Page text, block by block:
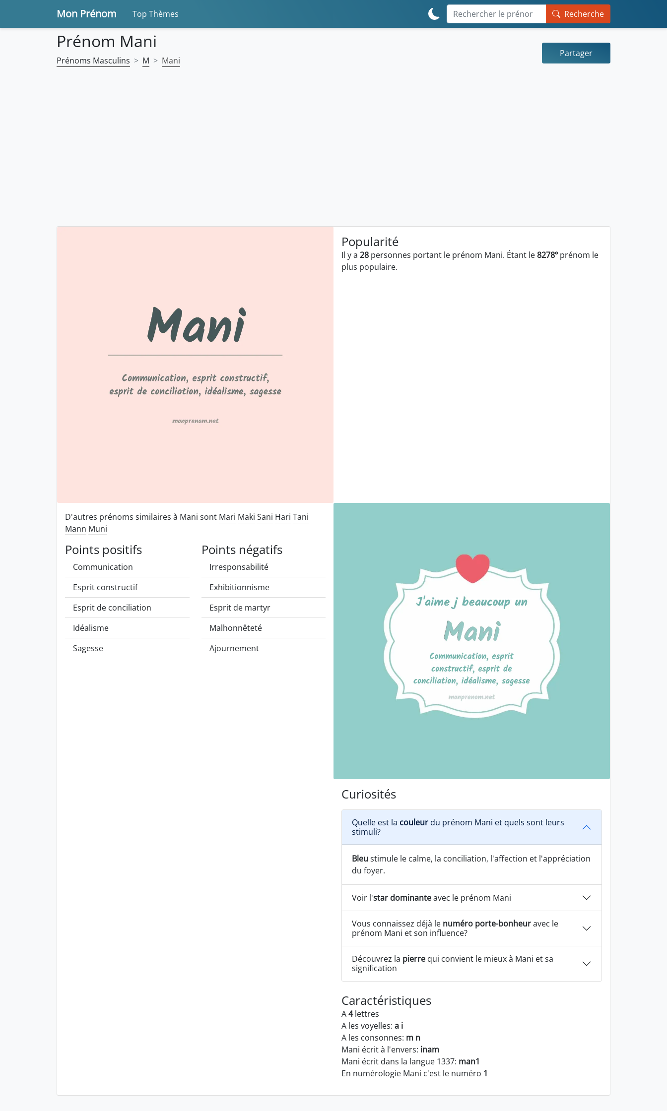
Mon Prénom Top Thèmes Recherche
Prénom Mani
Prénoms Masculins M Mani
Partager
Popularité
Il y a 28 personnes portant le prénom Mani. Étant le8278º prénom le
plus populaire.
D'autres prénoms similaires à Mani sont Mari Maki Sani Hari Tani
Mann Muni
Points positifs
Communication
Esprit constructif
Esprit de conciliation
Idéalisme
Sagesse
Points négatifs
Irresponsabilité
Exhibitionnisme
Esprit de martyr
Malhonnêteté
Ajournement
Curiosités
Quelle est la couleur du prénom Mani et quels sont leurs
stimuli?
Bleu stimule le calme, la conciliation, l'affection et l'appréciation
du foyer.
Voir l'star dominanteavec le prénom Mani
Vous connaissez déjà le numéro porte-bonheuravec le
prénom Mani et son influence?
Découvrez la pierre qui convient le mieux à Mani et sa
signification
Caractéristiques
A4lettres
A les voyelles: a i
A les consonnes: m n
Mani écrit à l'envers: inam
Mani écrit dans la langue 1337: man1
En numérologie Mani c'est le numéro 1